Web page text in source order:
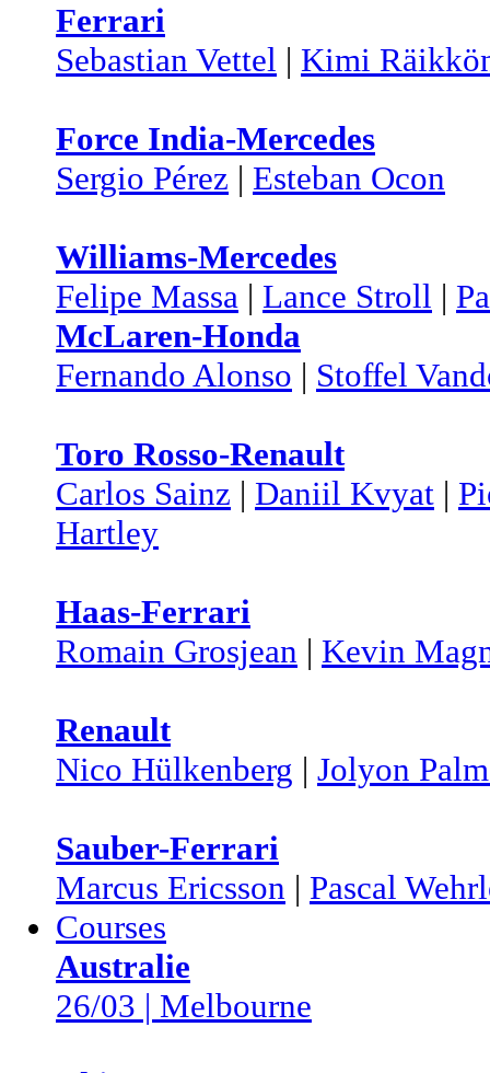
Ferrari
Sebastian Vettel | Kimi
Force India-Mercedes
Sergio Pérez | Esteban Ocon
Williams-Mercedes
Felipe Massa | Lance Stroll |
McLaren-Honda
Fernando Alonso | Stoffel
Toro Rosso-Renault
Carlos Sainz | Daniil Kvyat |
Hartley
Haas-Ferrari
Romain Grosjean | Kevin
Renault
Nico Hülkenberg | Jolyon
Sauber-Ferrari
Marcus Ericsson | Pascal
Courses
Australie
26/03 | Melbourne